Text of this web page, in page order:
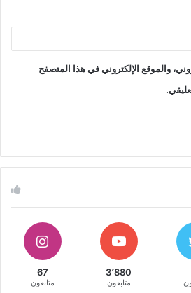
والموقع الإلكتروني في هذا المتصفح
3٬880
متابعون
67
متابعون